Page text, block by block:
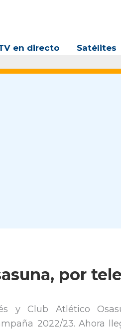
en directo Satélites
por
y Club Atlético
2022/23. Ahora